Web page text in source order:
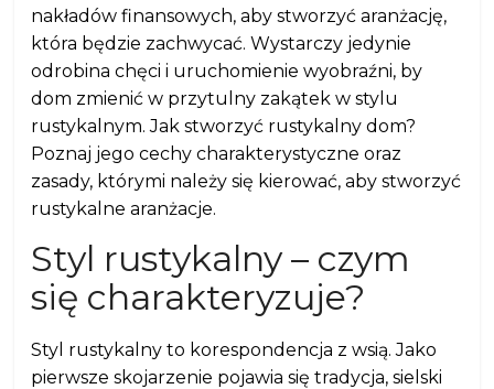
nakładów finansowych, aby stworzyć aranżację,
która będzie zachwycać. Wystarczy jedynie
odrobina chęci i uruchomienie wyobraźni, by
dom zmienić w przytulny zakątek w stylu
rustykalnym. Jak stworzyć rustykalny dom?
Poznaj jego cechy charakterystyczne oraz
zasady, którymi należy się kierować, aby stworzyć
rustykalne aranżacje.
Styl rustykalny – czym
się charakteryzuje?
Styl rustykalny to korespondencja z wsią. Jako
pierwsze skojarzenie pojawia się tradycja, sielski